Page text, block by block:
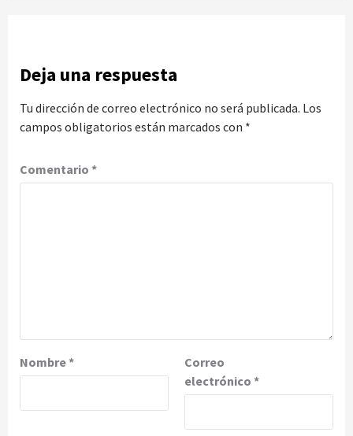
Deja una respuesta
Tu dirección de correo electrónico no será publicada. Los
campos obligatorios están marcados con *
Comentario *
Nombre*
Correo
electrónico *